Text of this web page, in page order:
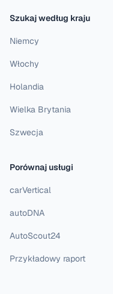
Szukaj według kraju
Niemcy
Włochy
Holandia
Wielka Brytania
Szwecja
Porównaj usługi
carVertical
autoDNA
AutoScout24
Przykładowy raport